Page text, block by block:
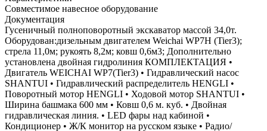
Совместимое навесное оборудование
Документация
Гусеничный полноповоротный экскаватор массой 34,0т.
Оборудован:дизельным двигателем Weichai WP7H (Tier3);
стрела 11,0м; рукоять 8,2м; ковш 0,6м3; Дополнительно
установлена двойная гидролиния КОМПЛЕКТАЦИЯ •
Двигатель WEICHAI WP7(Tier3) • Гидравлический насос
SHANTUI • Гидравлический распределитель HENGLI •
Поворотный мотор HENGLI • Ходовой мотор SHANTUI •
Ширина башмака 600 мм • Ковш 0,6 м. куб. • Двойная
гидравлическая линия. • LED фары над кабиной •
Кондиционер • Ж/К монитор на русском языке • Радио/